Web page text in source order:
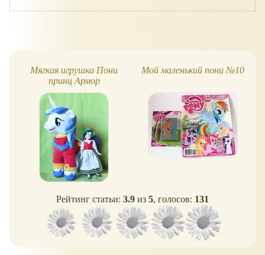
Мягкая игрушка Пони
принц Армор
Мой маленький пони №10
Рейтинг статьи: 3.9 из 5, голосов: 131